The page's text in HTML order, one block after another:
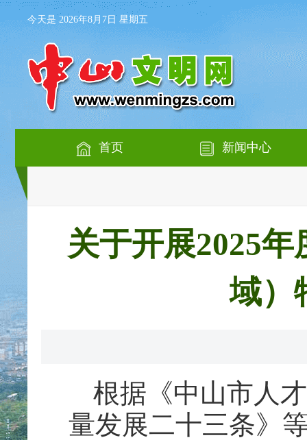
今天是 2026年8月7日 星期五
首页 新闻中心
关于开展2025
域）
根据《中山市人
量发展二十三条》